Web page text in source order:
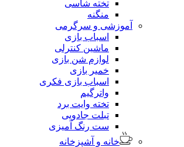
تخته شاسی
منگنه
آموزشی و سرگرمی
اسباب بازی
ماشین کنترلی
لوازم شن بازی
خمیر بازی
اسباب بازی فکری
واترگیم
تخته وایت برد
تبلت جادویی
ست رنگ آمیزی
خانه و آشپزخانه